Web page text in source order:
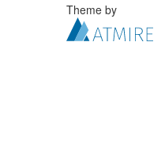
Theme by